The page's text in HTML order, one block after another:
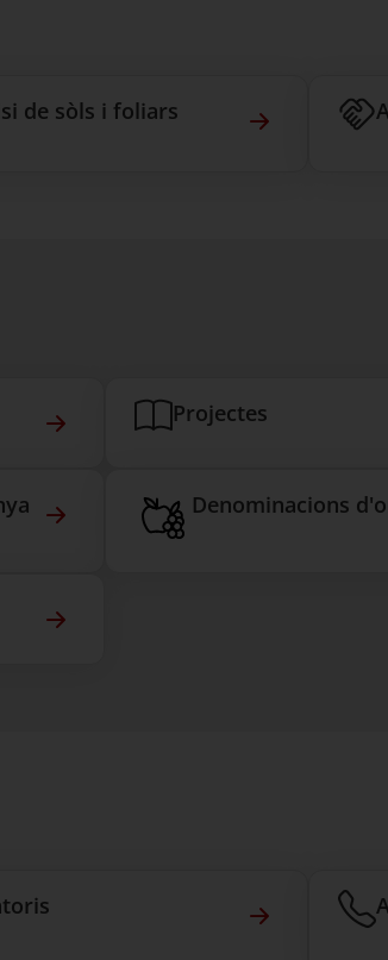
de sòls i foliars
Anàlisi de
Atles de la Vinya de Catalunya
Projectes
Normativa de l'Organització
Denominacions
Observatori de la Vinya, el Vi i el
catalanes
Laboratoris